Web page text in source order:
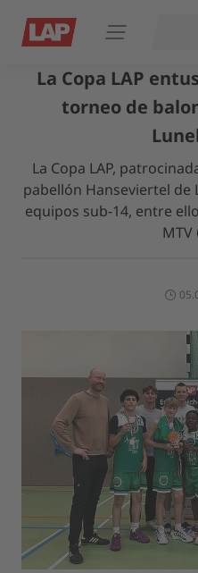
Abrir
La Copa LAP
torneo de
La Copa LAP,
pabellón Hanseviertel
equipos sub-14, entre
MTV